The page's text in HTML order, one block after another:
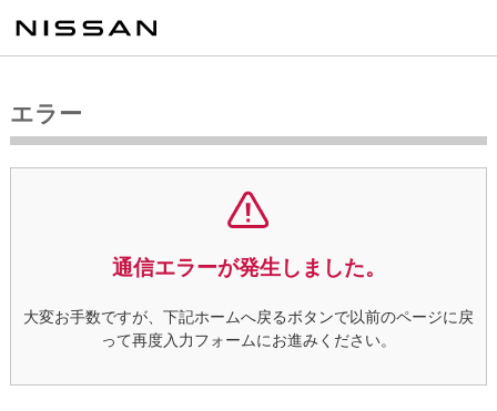
エラー
通信エラーが発生しました。
大変お手数ですが、下記ホームへ戻るボタンで以前のページに戻
って再度入力フォームにお進みください。